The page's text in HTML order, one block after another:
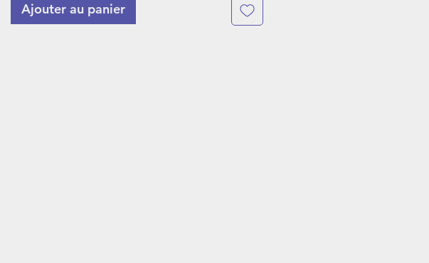
Ajouter au panier